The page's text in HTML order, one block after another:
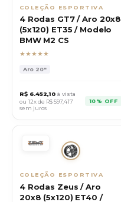
COLEÇÃO ESPORTIVA
4 Rodas GT7 / Aro 20x8
(5x120) ET35 / Modelo
BMW M2 CS
★★★★★
Aro 20"
R$ 6.452,10 à vista
ou 12x de R$597,417
sem juros
10% OFF
COLEÇÃO ESPORTIVA
4 Rodas Zeus / Aro
20x8 (5x120) ET40 /